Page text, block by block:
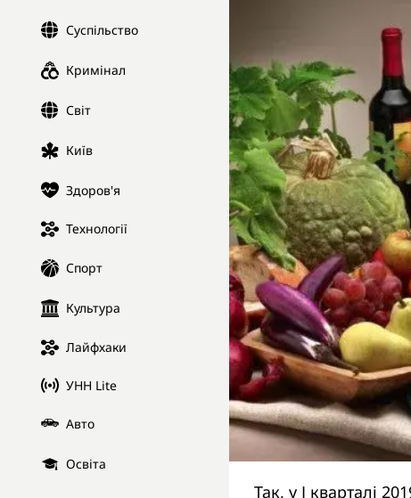
Суспільство
Кримінал
Світ
Київ
Здоров'я
Технології
Спорт
Культура
Лайфхаки
УНН Lite
Авто
Освіта
Так, у І кварталі